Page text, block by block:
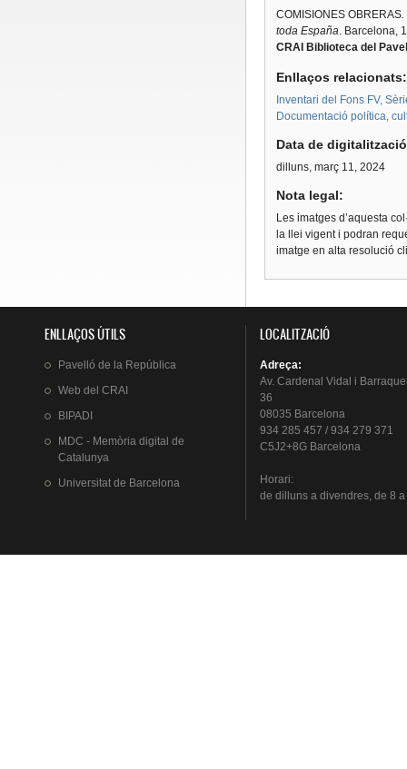
COMISIONES OBRERAS.
toda España. Barcelona,
CRAI Biblioteca del
Enllaços
Inventari del Fons FV,
Documentació política,
Data de
dilluns, març 11, 2024
Nota legal:
Les imatges d’aquesta
la llei vigent i podran
imatge en alta resolució
ENLLAÇOS ÚTILS
Pavelló de la República
Web del CRAI
BIPADI
MDC - Memòria digital de
Catalunya
Universitat de Barcelona
LOCALITZACIÓ
Adreça:
Av. Cardenal Vidal i
36
08035 Barcelona
934 285 457 / 934 279 371
C5J2+8G Barcelona
Horari:
de dillunsa divendres, de 8